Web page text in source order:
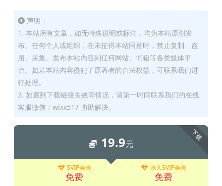
声明：
1. 本站所有文章，如无特殊说明或标注，均为本站原创发
布。任何个人或组织，在未征得本站同意时，禁止复制、盗
用、采集、发布本站内容到任何网站、书籍等各类媒体平
台。如若本站内容侵犯了原著者的合法权益，可联系我们进
行处理。
2. 如遇到下载链接失效等情况，请第一时间联系我们的在线
客服微信：wixx517 协助解决。
下载
19.9元
SVIP会员
免费
永久SVIP会员
免费